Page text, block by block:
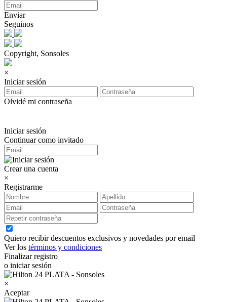
Enviar
Seguinos
Copyright, Sonsoles
×
Iniciar sesión
Olvidé mi contraseña
Iniciar sesión
Continuar como invitado
Crear una cuenta
×
Registrarme
Quiero recibir descuentos exclusivos y novedades por email
Ver los términos y condiciones
Finalizar registro
o iniciar sesión
×
Aceptar